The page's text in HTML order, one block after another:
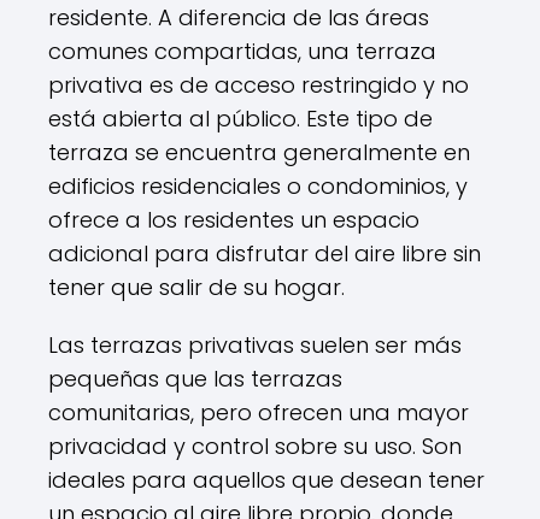
residente. A diferencia de las áreas
comunes compartidas, una terraza
privativa es de acceso restringido y no
está abierta al público. Este tipo de
terraza se encuentra generalmente en
edificios residenciales o condominios, y
ofrece a los residentes un espacio
adicional para disfrutar del aire libre sin
tener que salir de su hogar.
Las terrazas privativas suelen ser más
pequeñas que las terrazas
comunitarias, pero ofrecen una mayor
privacidad y control sobre su uso. Son
ideales para aquellos que desean tener